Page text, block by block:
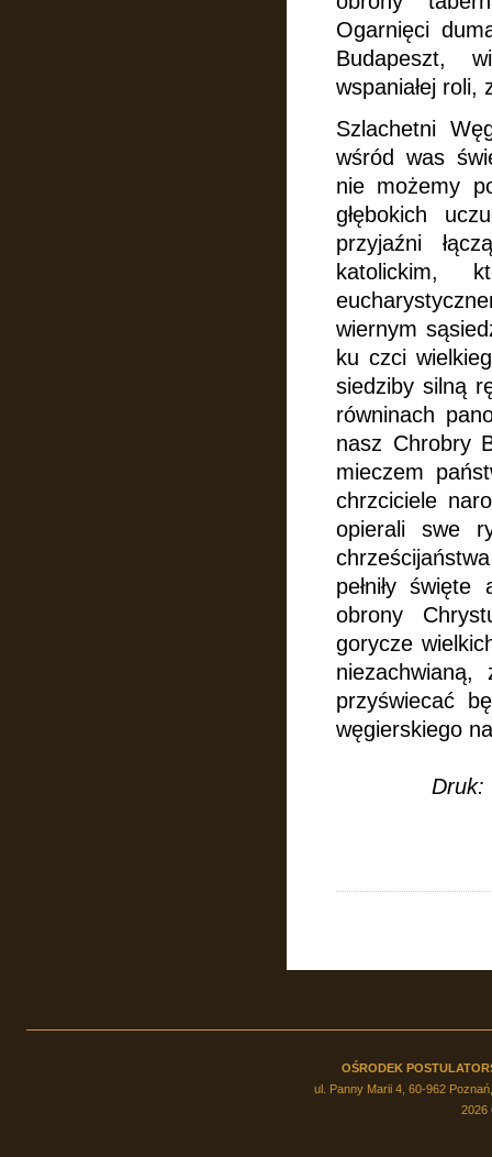
Ogarnięci
Budapeszt,
wspaniałej roli,
Szlachetni
wśród was
nie możemy
głębokich
przyjaźni
katolickim,
wiernym
ku czci
siedziby silną
równinach
nasz Chrobry
mieczem
chrzciciele
opierali swe
pełniły
obrony
gorycze
przyświecać
węgierskiego
Druk:
OŚRODEK
ul. Panny Marii 4, 60-962
2026